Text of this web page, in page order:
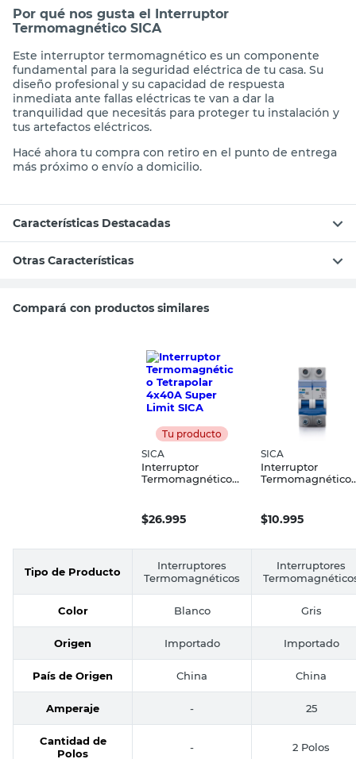
Por qué nos gusta el Interruptor
Termomagnético SICA
Este interruptor termomagnético es un componente
fundamental para la seguridad eléctrica de tu casa. Su
diseño profesional y su capacidad de respuesta
inmediata ante fallas eléctricas te van a dar la
tranquilidad que necesitás para proteger tu instalación y
tus artefactos eléctricos.
Hacé ahora tu compra con retiro en el punto de entrega
más próximo o envío a domicilio.
Características Destacadas
Otras Características
Compará con productos similares
Tu producto
SICA
Interruptor
Termomagnético
$26.995
SICA
Interruptor
Termomagnético
$10.995
Tipo de Producto
Interruptores
Termomagnéticos
Interruptores
Color Blanco Gris
Origen Importado Importado
País de Origen China China
Amperaje - 25
Cantidad de
Polos
- 2 Polos